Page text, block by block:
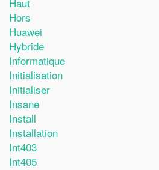
Hors
Huawei
Hybride
Informatique
Initialisation
Initialiser
Insane
Install
Installation
Int403
Int405